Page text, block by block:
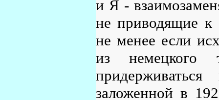
и Я -
не приводящие к
не менее если
из немецкого
заложенной в